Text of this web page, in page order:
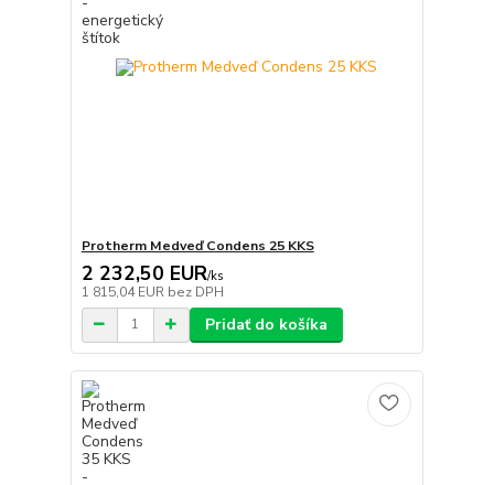
Protherm Medveď Condens 25 KKS
2 232,50 EUR/ks
1 815,04 EUR bez DPH
Pridať do košíka